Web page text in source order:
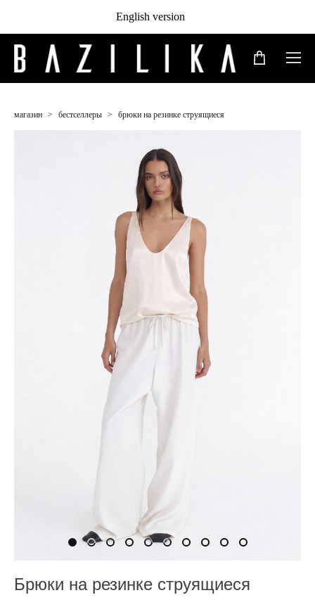
English version
магазин > бестселлеры > брюки на резинке струящиеся
Брюки на резинке струящиеся